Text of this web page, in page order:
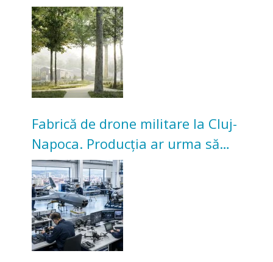
transformarea Grădinii Casei
Universitarilor
Fabrică de drone militare la Cluj-
Napoca. Producția ar urma să
înceapă în toamna acestui an